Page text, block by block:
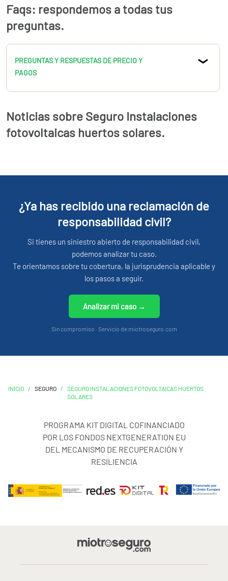
Noticias sobre Seguro Instalaciones
fotovoltaicas huertos solares.
Faqs: respondemos a todas tus
preguntas.
PREGUNTAS Y RESPUESTAS DE PRECIO Y
PAGOS
¿Ya has recibido una reclamación de
responsabilidad civil?
Si tienes un siniestro abierto de responsabilidad civil,
podemos analizar tu caso.
Te orientamos sobre tu cobertura, la jurisprudencia aplicable y
los pasos a seguir.
Analizar mi caso →
Sin compromiso · Servicio de miotroseguro.com
INICIO / SEGURO /
SEGURO INSTALACIONES FOTOVOLTAICAS HUERTOS
SOLARES
PROGRAMA KIT DIGITAL COFINANCIADO
POR LOS FONDOS NEXTGENERATION EU
DEL MECANISMO DE RECUPERACIÓN Y
RESILIENCIA